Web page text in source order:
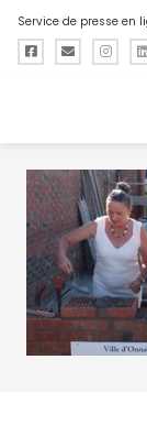
Service de presse en